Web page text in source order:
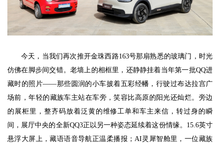
今天，当我们再次推开金珠西路163号那扇熟悉的玻璃门，时光
仿佛在脚步间交错。老墙上的相框里，还静静挂着当年第一批QQ进
藏时的照片——那些圆润的小车披着五彩经幡，行驶过布达拉宫广
场前，年轻的藏族车主站在车旁，笑容比高原的阳光还灿烂。旁边
的展柜里，整齐码放着泛黄的维修工单和车主来信，转过身的瞬
间，展厅中央的全新QQ3正以另一种姿态延续着这份情缘。15.6英寸
悬浮大屏上，藏语语音导航正温柔播报；AI灵犀智舱里，一位藏族